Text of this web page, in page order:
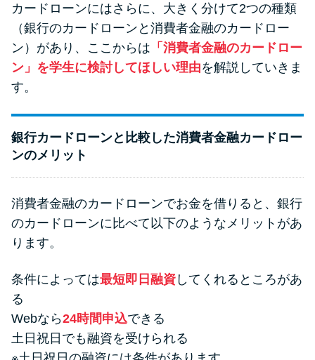
カードローンにはさらに、大きく分けて2つの種類
（銀行のカードローンと消費者金融のカードロー
ン）があり、ここからは 「消費者金融のカードロー
ン」を学生に検討してほしい理由を解説していきま
す。
銀行カードローンと比較した消費者金融カードロー
ンのメリット
消費者金融のカードローンでお金を借りると、銀行
のカードローンに比べて以下のようなメリットがあ
ります。
条件によっては最短即日融資 してくれるところがあ
る
Webなら24時間申込できる
土日祝日でも融資を受けられる